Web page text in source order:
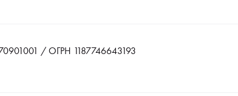
/ ОГРН 1187746643193